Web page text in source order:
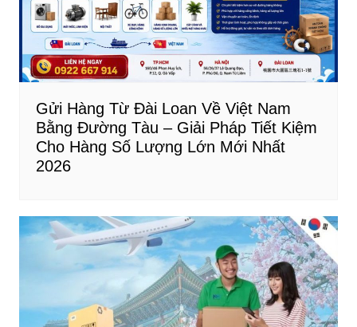
Gửi Hàng Từ Đài Loan Về Việt Nam
Bằng Đường Tàu – Giải Pháp Tiết Kiệm
Cho Hàng Số Lượng Lớn Mới Nhất
2026